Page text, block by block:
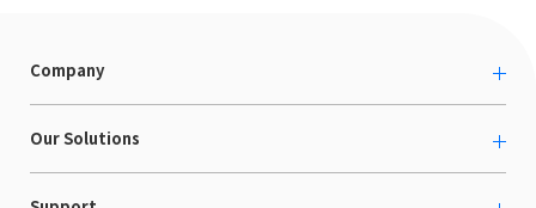
Company
About us
カルチャー
Our Solutions
越境ECコンサルティング